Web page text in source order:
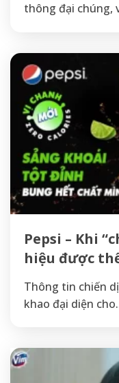
thông đại chúng,
Pepsi – Khi
hiệu được
Thông tin chiến
khao đại diện